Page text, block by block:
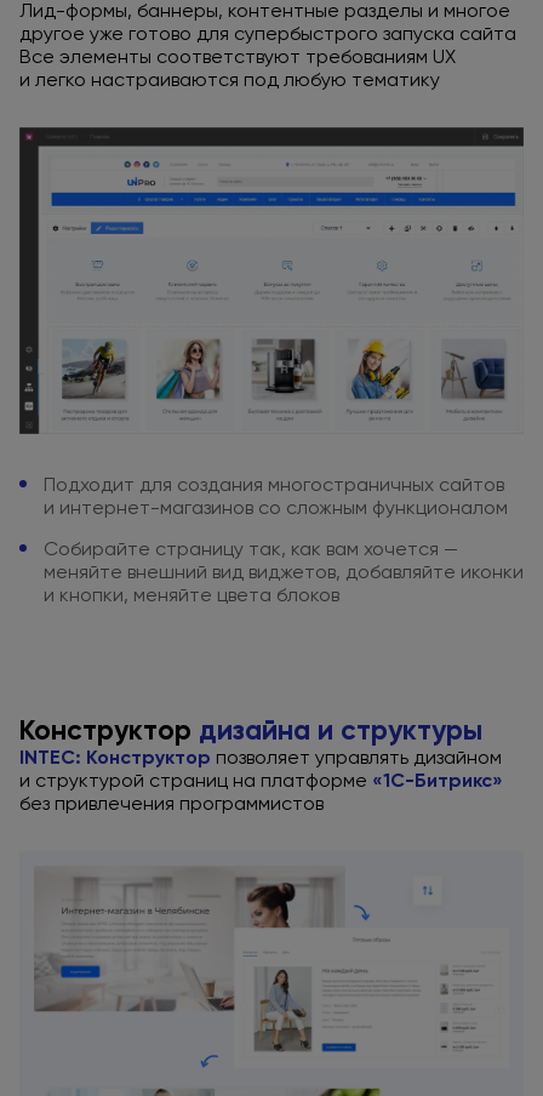
Лид-формы, баннеры, контентные разделы и многое
другое уже готово для супербыстрого запуска сайта
Все элементы соответствуют требованиям UX
и легко настраиваются под любую тематику
Подходит для создания многостраничных сайтов
и интернет-магазинов со сложным функционалом
Собирайте страницу так, как вам хочется —
меняйте внешний вид виджетов, добавляйте иконки
и кнопки, меняйте цвета блоков
Конструктор дизайна и структуры
INTEC: Конструктор позволяет управлять дизайном
и структурой страниц на платформе «1С-Битрикс»
без привлечения программистов